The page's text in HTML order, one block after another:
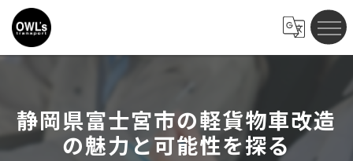
静岡県富士宮市の軽貨物車改造
の魅力と可能性を探る